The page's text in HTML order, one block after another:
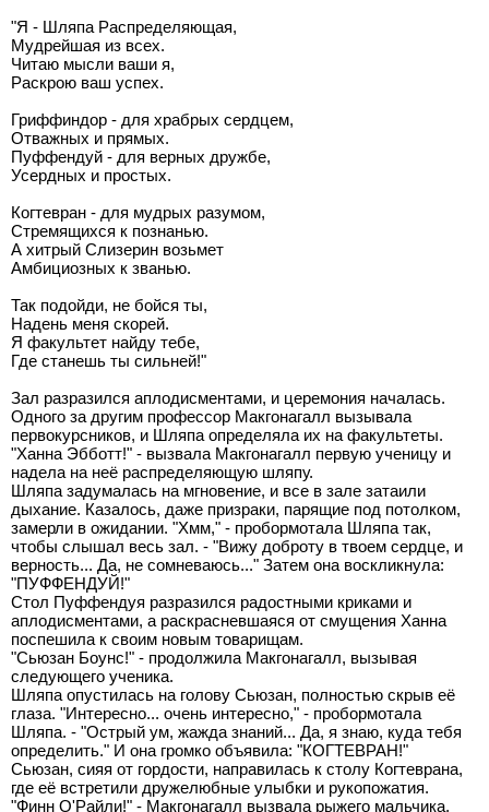
"Я - Шляпа Распределяющая,
Мудрейшая из всех.
Читаю мысли ваши я,
Раскрою ваш успех.
Гриффиндор - для храбрых сердцем,
Отважных и прямых.
Пуффендуй - для верных дружбе,
Усердных и простых.
Когтевран - для мудрых разумом,
Стремящихся к познанью.
А хитрый Слизерин возьмет
Амбициозных к званью.
Так подойди, не бойся ты,
Надень меня скорей.
Я факультет найду тебе,
Где станешь ты сильней!"
Зал разразился аплодисментами, и церемония началась.
Одного за другим профессор Макгонагалл вызывала
первокурсников, и Шляпа определяла их на факультеты.
"Ханна Эбботт!" - вызвала Макгонагалл первую ученицу и
надела на неё распределяющую шляпу.
Шляпа задумалась на мгновение, и все в зале затаили
дыхание. Казалось, даже призраки, парящие под потолком,
замерли в ожидании. "Хмм," - пробормотала Шляпа так,
чтобы слышал весь зал. - "Вижу доброту в твоем сердце, и
верность... Да, не сомневаюсь..." Затем она воскликнула:
"ПУФФЕНДУЙ!"
Стол Пуффендуя разразился радостными криками и
аплодисментами, а раскрасневшаяся от смущения Ханна
поспешила к своим новым товарищам.
"Сьюзан Боунс!" - продолжила Макгонагалл, вызывая
следующего ученика.
Шляпа опустилась на голову Сьюзан, полностью скрыв её
глаза. "Интересно... очень интересно," - пробормотала
Шляпа. - "Острый ум, жажда знаний... Да, я знаю, куда тебя
определить." И она громко объявила: "КОГТЕВРАН!"
Сьюзан, сияя от гордости, направилась к столу Когтеврана,
где её встретили дружелюбные улыбки и рукопожатия.
"Финн О'Райли!" - Макгонагалл вызвала рыжего мальчика,